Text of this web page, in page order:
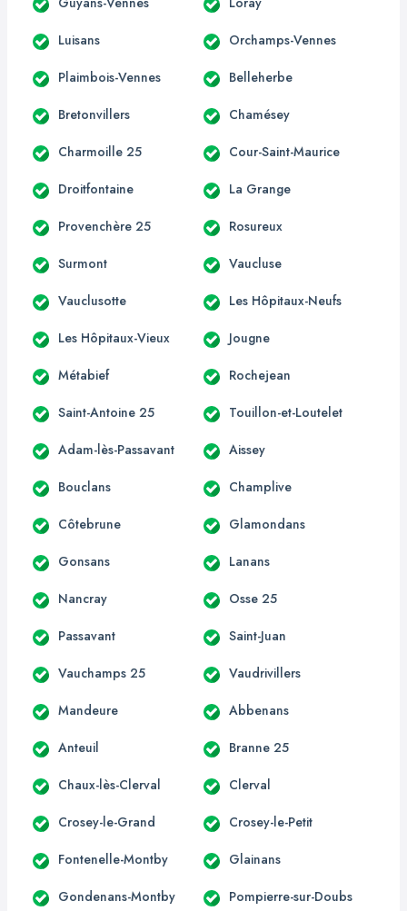
Luisans Orchamps-Vennes
Plaimbois-Vennes Belleherbe
Bretonvillers Chamésey
Charmoille 25 Cour-Saint-Maurice
Droitfontaine La Grange
Provenchère 25 Rosureux
Surmont Vaucluse
Vauclusotte Les Hôpitaux-Neufs
Les Hôpitaux-Vieux Jougne
Métabief Rochejean
Saint-Antoine 25 Touillon-et-Loutelet
Adam-lès-Passavant Aissey
Bouclans Champlive
Côtebrune Glamondans
Gonsans Lanans
Nancray Osse 25
Passavant Saint-Juan
Vauchamps 25 Vaudrivillers
Mandeure Abbenans
Anteuil Branne 25
Chaux-lès-Clerval Clerval
Crosey-le-Grand Crosey-le-Petit
Fontenelle-Montby Glainans
Gondenans-Montby Pompierre-sur-Doubs